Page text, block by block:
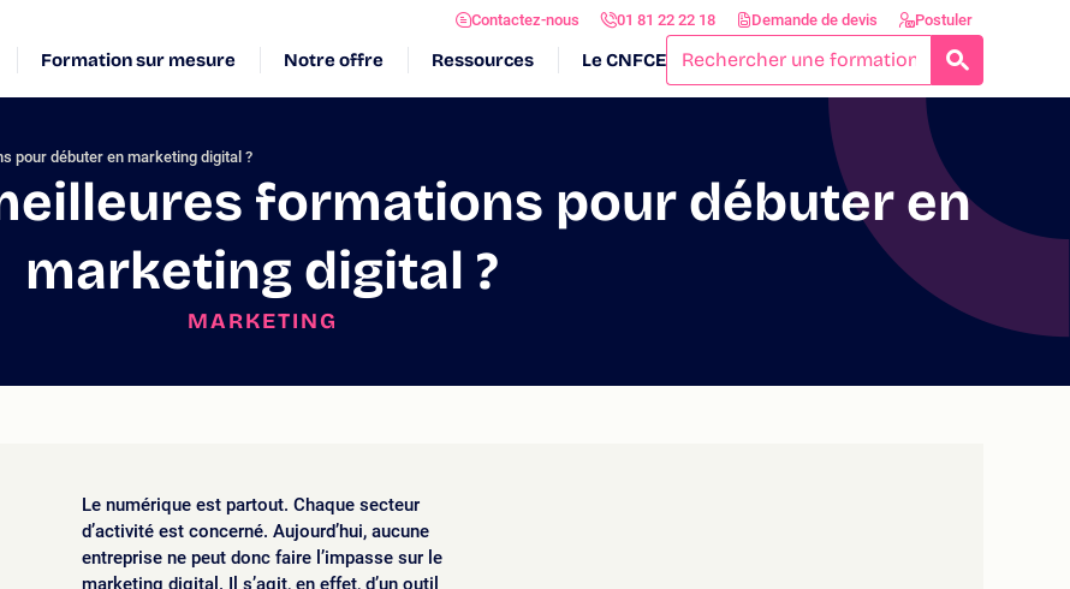
Contactez-nous 01 81 22 22 18 Demande de devis Postuler
Formation sur mesure Notre offre Ressources Le CNFCE
pour débuter en marketing digital ?
formations pour débuter en
marketing digital ?
MARKETING
Le numérique est partout. Chaque secteur
d’activité est concerné. Aujourd’hui, aucune
entreprise ne peut donc faire l’impasse sur le
marketing digital. Il s’agit, en effet, d’un outil